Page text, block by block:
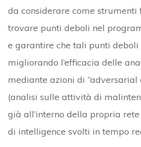
da considerare come
trovare punti deboli nel
e garantire che tali punti deboli
migliorando l’efficacia delle
mediante azioni di “adversarial
(analisi sulle attività di
già all’interno della propria
di intelligence svolti in tempo